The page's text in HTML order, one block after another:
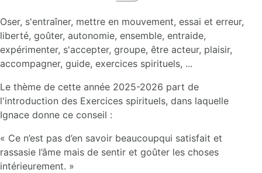
Oser, s'entraîner, mettre en mouvement, essai et erreur,
liberté, goûter, autonomie, ensemble, entraide,
expérimenter, s'accepter, groupe, être acteur, plaisir,
accompagner, guide, exercices spirituels, ...
Le thème de cette année 2025-2026 part de
l'introduction des Exercices spirituels, dans laquelle
Ignace donne ce conseil :
« Ce n’est pas d’en savoir beaucoupqui satisfait et
rassasie l’âme mais de sentir et goûter les choses
intérieurement. »